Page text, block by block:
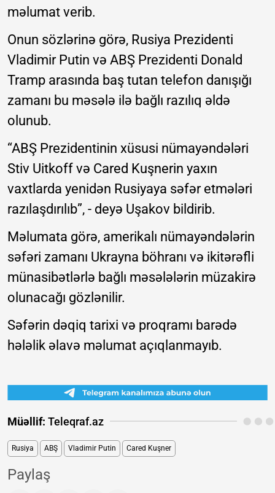
məlumat verib.
Onun sözlərinə görə, Rusiya Prezidenti
Vladimir Putin və ABŞ Prezidenti Donald
Tramp arasında baş tutan telefon danışığı
zamanı bu məsələ ilə bağlı razılıq əldə
olunub.
“ABŞ Prezidentinin xüsusi nümayəndələri
Stiv Uitkoff və Cared Kuşnerin yaxın
vaxtlarda yenidən Rusiyaya səfər etmələri
razılaşdırılıb”, - deyə Uşakov bildirib.
Məlumata görə, amerikalı nümayəndələrin
səfəri zamanı Ukrayna böhranı və ikitərəfli
münasibətlərlə bağlı məsələlərin müzakirə
olunacağı gözlənilir.
Səfərin dəqiq tarixi və proqramı barədə
hələlik əlavə məlumat açıqlanmayıb.
Müəllif: Teleqraf.az
Rusiya ABŞ Vladimir Putin Cared Kuşner
Paylaş